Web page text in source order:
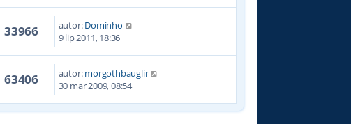
33966 autor:Dominho
9 lip 2011, 18:36
63406 autor:morgothbauglir
30 mar 2009, 08:54